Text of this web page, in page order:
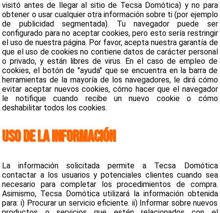
visitó antes de llegar al sitio de Tecsa Domótica) y no para
obtener o usar cualquier otra información sobre ti (por ejemplo
de publicidad segmentada). Tu navegador puede ser
configurado para no aceptar cookies, pero esto sería restringir
el uso de nuestra página. Por favor, acepta nuestra garantía de
que el uso de cookies no contiene datos de carácter personal
o privado, y están libres de virus. En el caso de empleo de
cookies, el botón de "ayuda" que se encuentra en la barra de
herramientas de la mayoría de los navegadores, le dirá cómo
evitar aceptar nuevos cookies, cómo hacer que el navegador
le notifique cuando recibe un nuevo cookie o cómo
deshabilitar todos los cookies.
USO DE LA INFORMACIÓN
La información solicitada permite a Tecsa Domótica
contactar a los usuarios y potenciales clientes cuando sea
necesario para completar los procedimientos de compra.
Asimismo, Tecsa Domótica utilizará la información obtenida
para: i) Procurar un servicio eficiente. ii) Informar sobre nuevos